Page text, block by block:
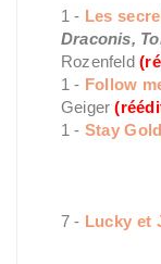
1 - Les
Draconis,
Rozenfeld
1 - Follow
Geiger
1 - Stay Gold
7 - Lucky et